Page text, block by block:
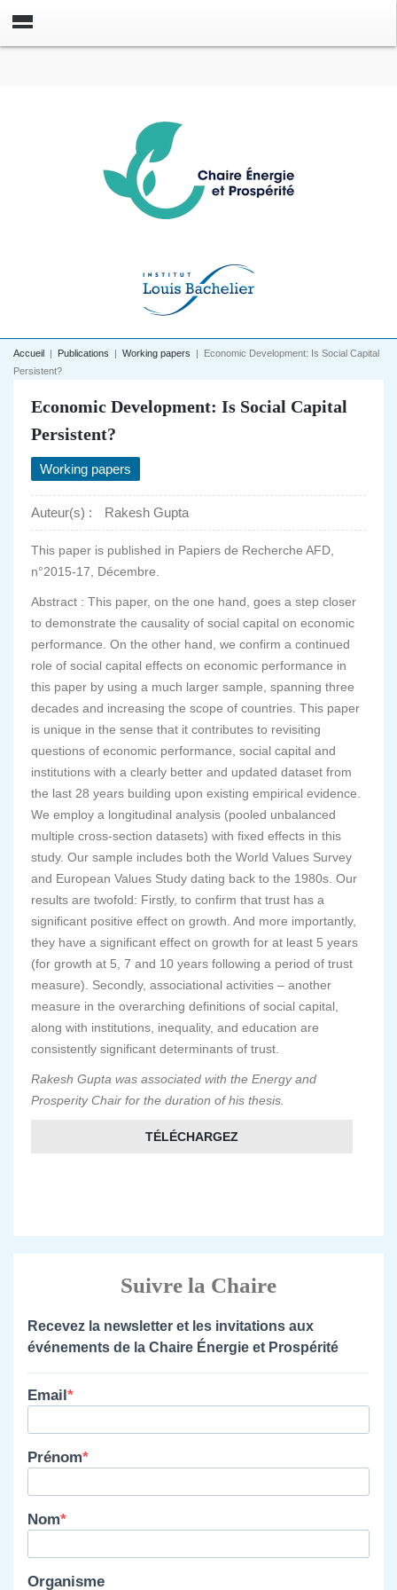
Accueil | Publications | Working papers | Economic Development: Is Social Capital
Persistent?
Economic Development: Is Social Capital
Persistent?
Working papers
Auteur(s) : Rakesh Gupta
This paper is published in Papiers de Recherche AFD,
n°2015-17, Décembre.
Abstract : This paper, on the one hand, goes a step closer
to demonstrate the causality of social capital on economic
performance. On the other hand, we confirm a continued
role of social capital effects on economic performance in
this paper by using a much larger sample, spanning three
decades and increasing the scope of countries. This paper
is unique in the sense that it contributes to revisiting
questions of economic performance, social capital and
institutions with a clearly better and updated dataset from
the last 28 years building upon existing empirical evidence.
We employ a longitudinal analysis (pooled unbalanced
multiple cross-section datasets) with fixed effects in this
study. Our sample includes both the World Values Survey
and European Values Study dating back to the 1980s. Our
results are twofold: Firstly, to confirm that trust has a
significant positive effect on growth. And more importantly,
they have a significant effect on growth for at least 5 years
(for growth at 5, 7 and 10 years following a period of trust
measure). Secondly, associational activities – another
measure in the overarching definitions of social capital,
along with institutions, inequality, and education are
consistently significant determinants of trust.
Rakesh Gupta was associated with the Energy and
Prosperity Chair for the duration of his thesis.
TÉLÉCHARGEZ
Suivre la Chaire
Recevez la newsletter et les invitations aux
événements de la Chaire Énergie et Prospérité
Email
Prénom
Nom
Organisme